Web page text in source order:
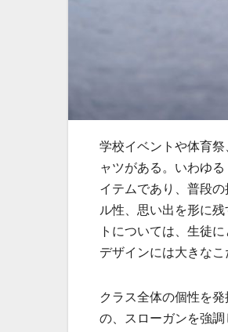
学校イベントや体育
ャツがある。 いわゆ
イテムであり、普段
ル性、思い出を形に
トについては、生徒
デザインには大きなこ
クラス全体の個性を
の、スローガンを強